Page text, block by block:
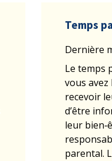
Temps
Dernière
Le temps
vous
recevoir
d’être
leur
parental.